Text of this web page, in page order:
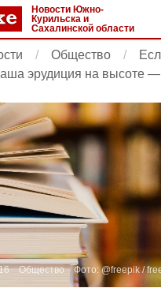
Новости Южно-
Курильска и
Сахалинской области
Общество
эрудиция на высоте
Общество Фото:@freepik /